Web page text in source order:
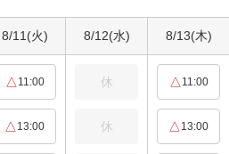
8/11 (火)
△ 11:00
△ 13:00
8/12(水)
休
休
8/13(木)
△ 11:00
△ 13:00